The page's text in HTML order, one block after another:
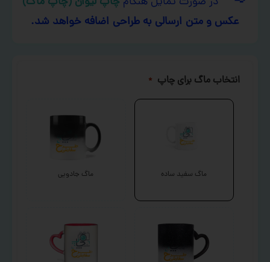
عکس و متن ارسالی به طراحی اضافه خواهد شد.
انتخاب ماگ برای چاپ *
ماگ سفید ساده ماگ جادویی